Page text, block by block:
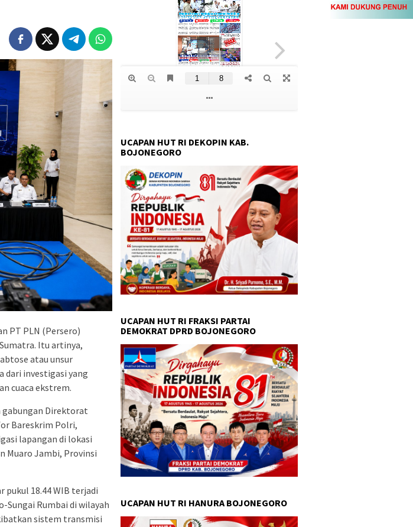
PT PLN (Persero)
Itu artinya,
atau unsur
dari investigasi yang
cuaca ekstrem.
gabungan Direktorat
Bareskrim Polri,
lapangan di lokasi
Muaro Jambi, Provinsi
pukul 18.44 WIB terjadi
Sungai Rumbai di wilayah
sistem transmisi
UCAPAN HUT RI DEKOPIN KAB.
BOJONEGORO
UCAPAN HUT RI FRAKSI PARTAI
DEMOKRAT DPRD BOJONEGORO
UCAPAN HUT RI HANURA BOJONEGORO